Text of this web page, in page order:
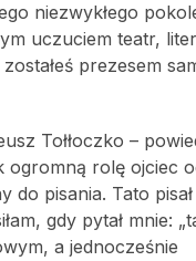
niezwykłego
uczuciem teatr,
prezesem
Tołłoczko –
ogromną rolę ojciec
do pisania. Tato
gdy pytał mnie:
a jednocześnie